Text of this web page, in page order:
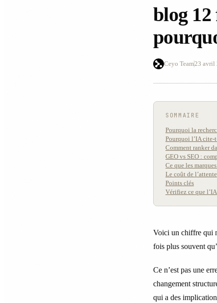
blog
Ceyo Team23 avril
SOMMAIRE
Pourquoi la
Pourquoi l’IA
Comment ranker
GEO vs SEO :
Ce que les
Le coût de l’attente
Points clés
Vérifiez ce que
Voici un chiffre qui
fois plus souvent
Ce n’est pas une
changement
qui a des